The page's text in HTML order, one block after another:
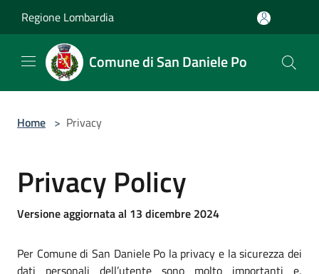
Regione Lombardia
Comune di San Daniele Po
Home > Privacy
Privacy Policy
Versione aggiornata al 13 dicembre 2024
Per Comune di San Daniele Po la privacy e la sicurezza dei
dati personali dell’utente sono molto importanti e,